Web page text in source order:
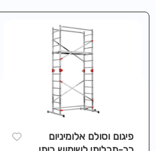
פיגום וסולם אלומיניום